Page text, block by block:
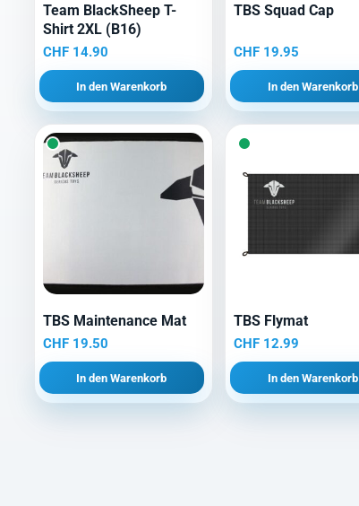
Team BlackSheep T-
Shirt 2XL (B16)
CHF14.90
In den Warenkorb
TBS Squad Cap
CHF 19.95
In den Warenkorb
TBS Maintenance Mat
CHF19.50
In den Warenkorb
TBS Flymat
CHF 12.99
In den Warenkorb